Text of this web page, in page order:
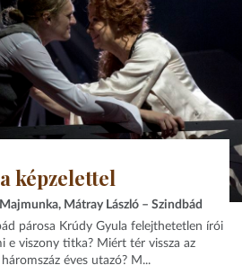
képzelettel
Mátray László – Szindbád
párosa Krúdy Gyula felejthetetlen írói
e viszony titka? Miért tér vissza az
éves utazó? M...